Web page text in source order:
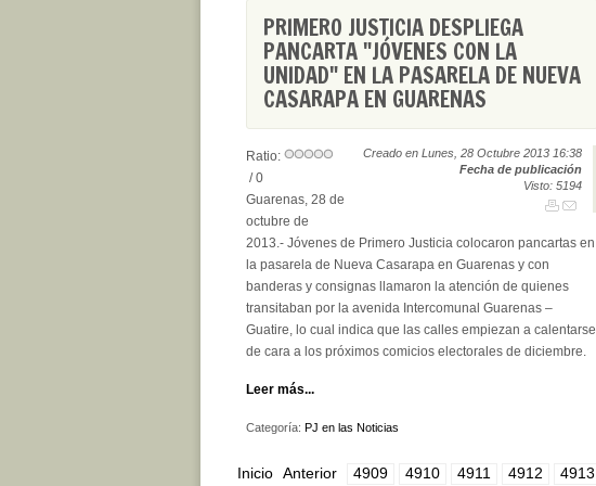
PRIMERO JUSTICIA DESPLIEGA
PANCARTA "JÓVENES CON LA
UNIDAD" EN LA PASARELA DE NUEVA
CASARAPA EN GUARENAS
Creado en Lunes, 28 Octubre 2013 16:38
Fecha de publicación
Visto: 5194
Ratio:
/ 0
Guarenas, 28 de
octubre de
2013.- Jóvenes de Primero Justicia colocaron pancartas en
la pasarela de Nueva Casarapa en Guarenas y con
banderas y consignas llamaron la atención de quienes
transitaban por la avenida Intercomunal Guarenas –
Guatire, lo cual indica que las calles empiezan a calentarse
de cara a los próximos comicios electorales de diciembre.
Leer más...
Categoría: PJ en las Noticias
Inicio Anterior 4909 4910 4911 4912 4913